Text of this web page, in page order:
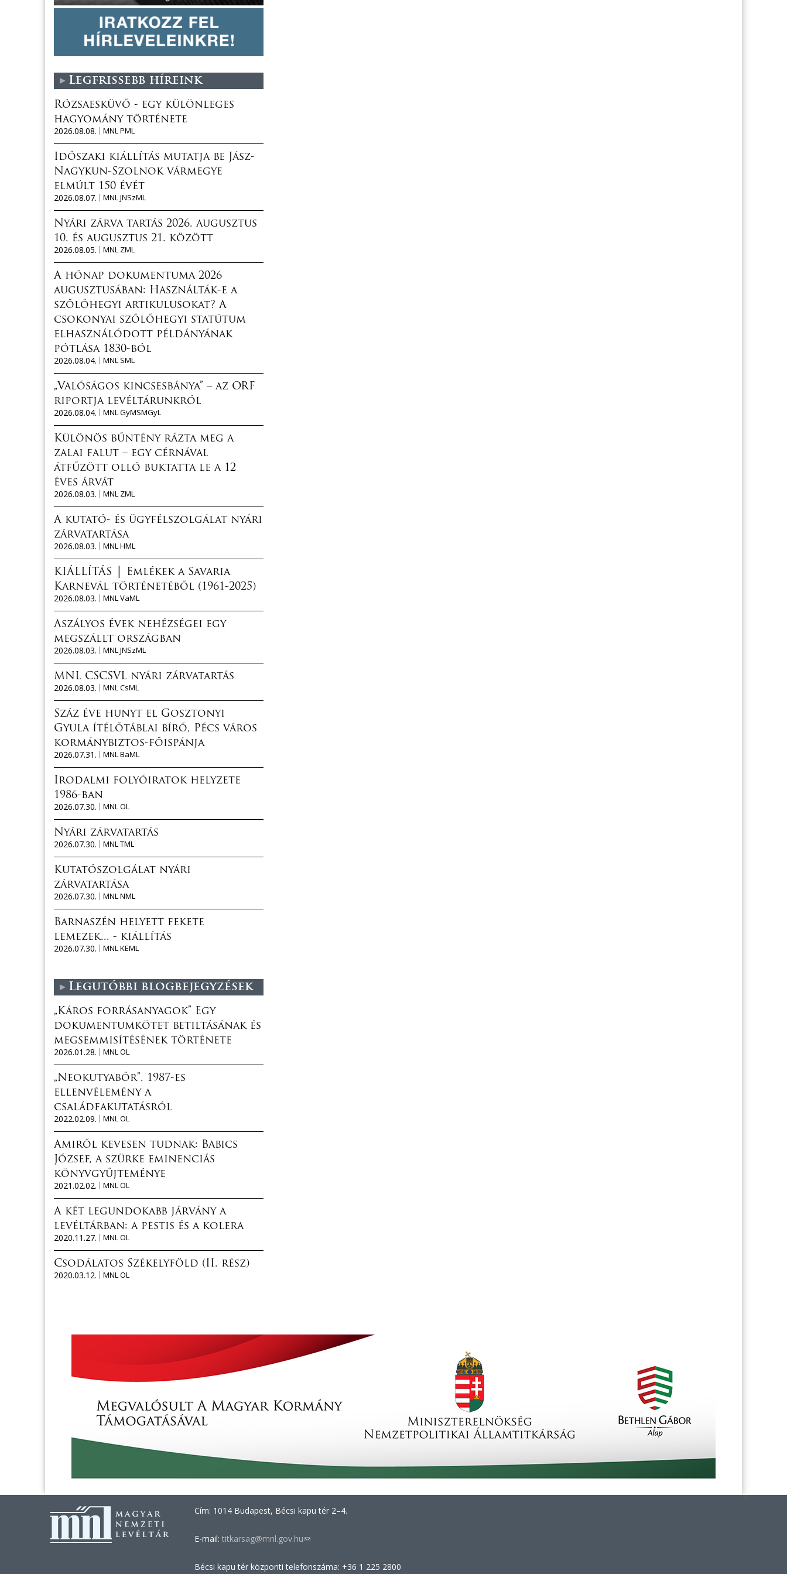
Legfrissebb híreink
Rózsaesküvő - egy különleges
hagyomány története
2026.08.08.
MNL PML
Időszaki kiállítás mutatja be Jász-
Nagykun-Szolnok vármegye
elmúlt 150 évét
2026.08.07.
MNL JNSzML
Nyári zárva tartás 2026. augusztus
10. és augusztus 21. között
2026.08.05.
MNL ZML
A hónap dokumentuma 2026
augusztusában: Használták-e a
szőlőhegyi artikulusokat? A
csokonyai szőlőhegyi statútum
elhasználódott példányának
pótlása 1830-ból
2026.08.04.
MNL SML
„Valóságos kincsesbánya” – az ORF
riportja levéltárunkról
2026.08.04.
MNL GyMSMGyL
Különös bűntény rázta meg a
zalai falut – egy cérnával
átfűzött olló buktatta le a 12
éves árvát
2026.08.03.
MNL ZML
A kutató- és ügyfélszolgálat nyári
zárvatartása
2026.08.03.
MNL HML
KIÁLLÍTÁS │ Emlékek a Savaria
Karnevál történetéből (1961-2025)
2026.08.03.
MNL VaML
Aszályos évek nehézségei egy
megszállt országban
2026.08.03.
MNL JNSzML
MNL CSCSVL nyári zárvatartás
2026.08.03.
MNL CsML
Száz éve hunyt el Gosztonyi
Gyula ítélőtáblai bíró, Pécs város
kormánybiztos-főispánja
2026.07.31.
MNL BaML
Irodalmi folyóiratok helyzete
1986-ban
2026.07.30.
MNL OL
Nyári zárvatartás
2026.07.30.
MNL TML
Kutatószolgálat nyári
zárvatartása
2026.07.30.
MNL NML
Barnaszén helyett fekete
lemezek... - kiállítás
2026.07.30.
MNL KEML
Legutóbbi blogbejegyzések
„Káros forrásanyagok” Egy
dokumentumkötet betiltásának és
megsemmisítésének története
2026.01.28.
MNL OL
„Neokutyabőr”. 1987-es
ellenvélemény a
családfakutatásról
2022.02.09.
MNL OL
Amiről kevesen tudnak: Babics
József, a szürke eminenciás
könyvgyűjteménye
2021.02.02.
MNL OL
A két legundokabb járvány a
levéltárban: a pestis és a kolera
2020.11.27.
MNL OL
Csodálatos Székelyföld (II. rész)
2020.03.12.
MNL OL
Cím: 1014 Budapest, Bécsi kapu tér 2–4.
E-mail: titkarsag@mnl.gov.hu(link
e-
Bécsi kapu tér központi telefonszáma: +36 1 225 2800